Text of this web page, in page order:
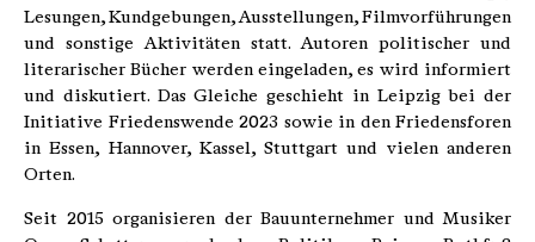
Lesungen, Kundgebungen, Ausstellungen, Filmvorführungen
und sonstige Aktivitäten statt. Autoren politischer und
literarischer Bücher werden eingeladen, es wird informiert
und diskutiert. Das Gleiche geschieht in Leipzig bei der
Initiative Friedenswende 2023 sowie in den Friedensforen
in Essen, Hannover, Kassel, Stuttgart und vielen anderen
Orten.
Seit 2015 organisieren der Bauunternehmer und Musiker